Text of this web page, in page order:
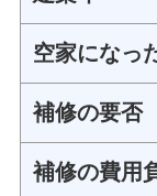
空家になっ
補修の要否
補修の費用